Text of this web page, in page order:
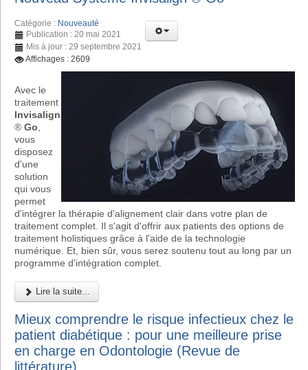
Catégorie : Nouveauté
Publication : 20 mai 2021
Mis à jour : 29 septembre 2021
Affichages : 2609
Avec le
traitement
Invisalign
® Go
vous
disposez
d'une
solution
qui vous
permet
d'intégrer la thérapie d'alignement clair dans votre plan de
traitement complet. Il s'agit d'offrir aux patients des options de
traitement holistiques grâce à l'aide de la technologie
numérique. Et, bien sûr, vous serez soutenu tout au long par un
programme d'intégration complet.
Lire la suite...
Mieux comprendre le risque infectieux chez le
patient diabétique : pour une meilleure prise
en charge en Odontologie (Revue de
littérature)